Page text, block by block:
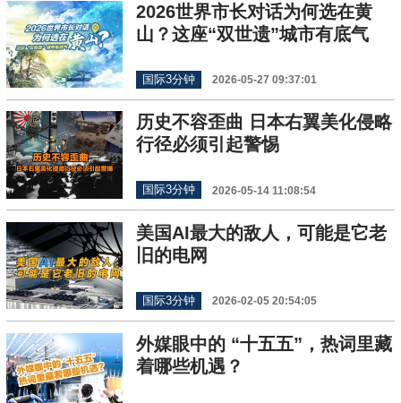
2026世界市长对话为何选在黄
山？这座“双世遗”城市有底气
国际3分钟 2026-05-27 09:37:01
历史不容歪曲 日本右翼美化侵略
行径必须引起警惕
国际3分钟 2026-05-14 11:08:54
美国AI最大的敌人，可能是它老
旧的电网
国际3分钟 2026-02-05 20:54:05
外媒眼中的 “十五五”，热词里藏
着哪些机遇？